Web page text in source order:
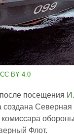
CC BY 4.0
посещения
создана
комиссара
Флот.